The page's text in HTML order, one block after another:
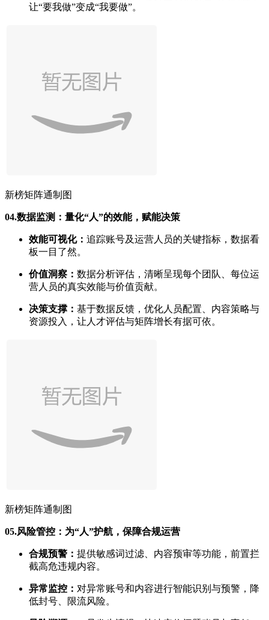
让“要我做”变成“我要做”。
新榜矩阵通制图
04.数据监测：量化“人”的效能，赋能决策
效能可视化： 追踪账号及运营人员的关键指标，数据看
板一目了然。
价值洞察： 数据分析评估，清晰呈现每个团队、每位运
营人员的真实效能与价值贡献。
决策支撑： 基于数据反馈，优化人员配置、内容策略与
资源投入，让人才评估与矩阵增长有据可依。
新榜矩阵通制图
05.风险管控：为“人”护航，保障合规运营
合规预警： 提供敏感词过滤、内容预审等功能，前置拦
截高危违规内容。
异常监控： 对异常账号和内容进行智能识别与预警，降
低封号、限流风险。